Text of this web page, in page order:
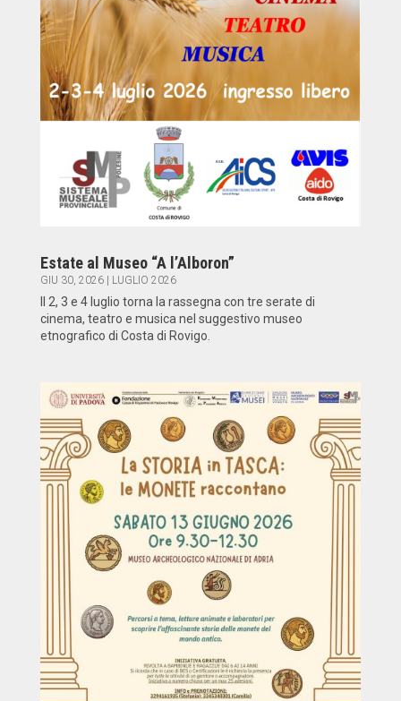
Estate al Museo “A l’Alboron”
GIU 30, 2026| LUGLIO 2026
Il 2, 3 e 4 luglio torna la rassegna con tre serate di
cinema, teatro e musica nel suggestivo museo
etnografico di Costa di Rovigo.